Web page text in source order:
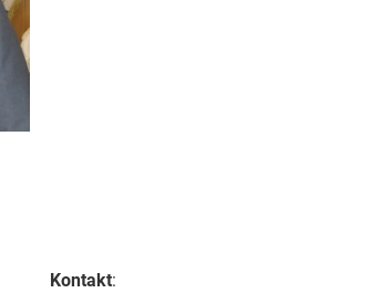
Kontakt: